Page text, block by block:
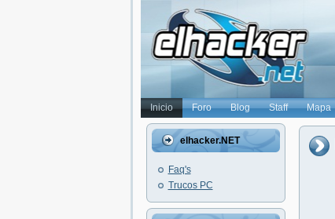
Inicio Foro Blog Staff Mapa
elhacker.NET
Faq's
Trucos PC